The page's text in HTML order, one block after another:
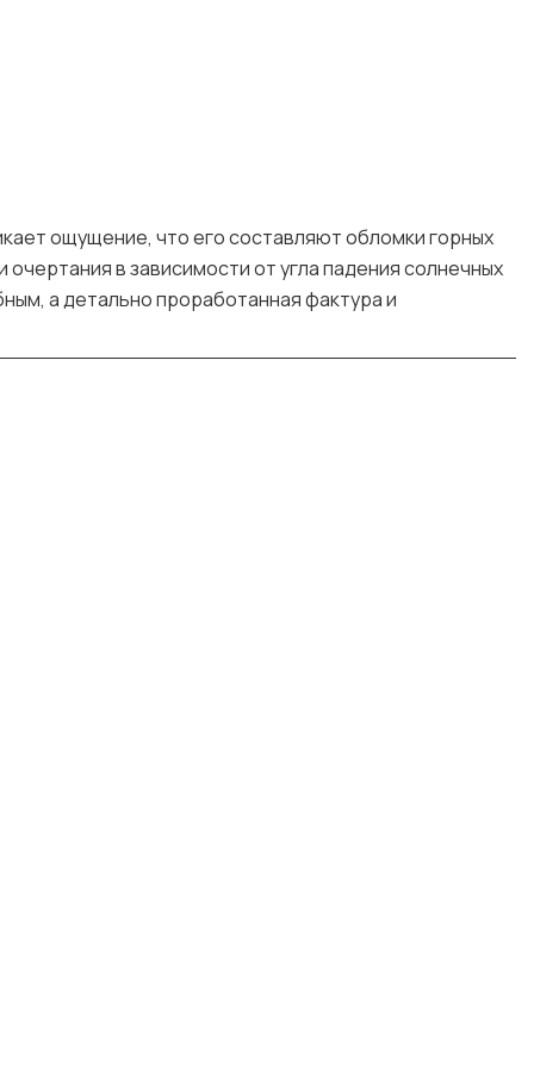
ощущение, что его составляют обломки горных
в зависимости от угла падения солнечных
а детально проработанная фактура и